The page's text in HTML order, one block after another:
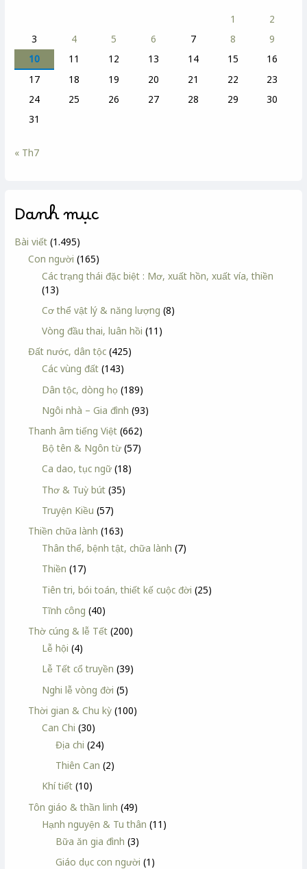
1
2
3
4 5 6 7 8
9
10
11 12 13 14 15
16
17
18 19 20 21 22
23
24
25 26 27 28 29
30
31
« Th7
Danh mục
Bài viết (1.495)
Con người (165)
Các trạng thái đặc biệt : Mơ, xuất hồn, xuất vía, thiền
(13)
Cơ thể vật lý & năng lượng (8)
Vòng đầu thai, luân hồi (11)
Đất nước, dân tộc (425)
Các vùng đất (143)
Dân tộc, dòng họ (189)
Ngôi nhà – Gia đình (93)
Thanh âm tiếng Việt (662)
Bộ tên & Ngôn từ (57)
Ca dao, tục ngữ (18)
Thơ & Tuỳ bút (35)
Truyện Kiều (57)
Thiền chữa lành (163)
Thân thể, bệnh tật, chữa lành (7)
Thiền (17)
Tiên tri, bói toán, thiết kế cuộc đời (25)
Tĩnh công (40)
Thờ cúng & lễ Tết (200)
Lễ hội (4)
Lễ Tết cổ truyền (39)
Nghi lễ vòng đời (5)
Thời gian & Chu kỳ (100)
Can Chi (30)
Địa chi (24)
Thiên Can (2)
Khí tiết (10)
Tôn giáo & thần linh (49)
Hạnh nguyện & Tu thân (11)
Bữa ăn gia đình (3)
Giáo dục con người (1)